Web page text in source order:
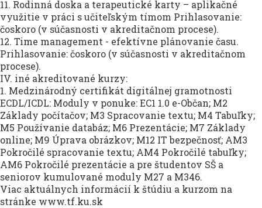
11. Rodinná doska a terapeutické karty – aplikačné
využitie v práci s učiteľským tímom Prihlasovanie:
čoskoro (v súčasnosti v akreditačnom procese).
12. Time management - efektívne plánovanie času.
Prihlasovanie: čoskoro (v súčasnosti v akreditačnom
procese).
IV. iné akreditované kurzy:
1. Medzinárodný certifikát digitálnej gramotnosti
ECDL/ICDL: Moduly v ponuke: EC1 1.0 e-Občan; M2
Základy počítačov; M3 Spracovanie textu; M4 Tabuľky;
M5 Používanie databáz; M6 Prezentácie; M7 Základy
online; M9 Úprava obrázkov; M12 IT bezpečnosť; AM3
Pokročilé spracovanie textu; AM4 Pokročilé tabuľky;
AM6 Pokročilé prezentácie a pre študentov SŠ a
seniorov kumulované moduly M27 a M346.
Viac aktuálnych informácií k štúdiu a kurzom na
stránke www.tf.ku.sk